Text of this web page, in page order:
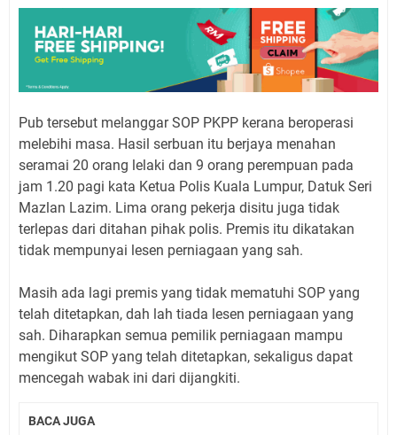
Pub tersebut melanggar SOP PKPP kerana beroperasi
melebihi masa. Hasil serbuan itu berjaya menahan
seramai 20 orang lelaki dan 9 orang perempuan pada
jam 1.20 pagi kata Ketua Polis Kuala Lumpur, Datuk Seri
Mazlan Lazim. Lima orang pekerja disitu juga tidak
terlepas dari ditahan pihak polis. Premis itu dikatakan
tidak mempunyai lesen perniagaan yang sah.
Masih ada lagi premis yang tidak mematuhi SOP yang
telah ditetapkan, dah lah tiada lesen perniagaan yang
sah. Diharapkan semua pemilik perniagaan mampu
mengikut SOP yang telah ditetapkan, sekaligus dapat
mencegah wabak ini dari dijangkiti.
BACA JUGA